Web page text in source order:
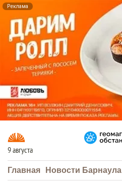
Реклама
9 августа
Главная Новости Барнаула